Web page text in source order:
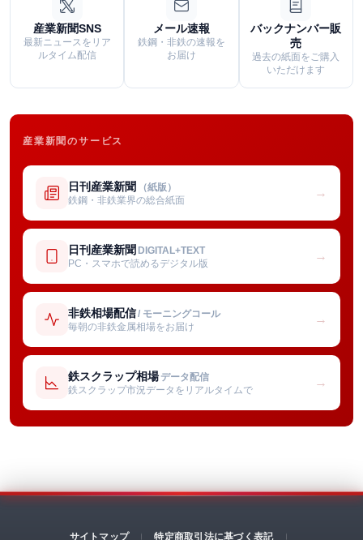
産業新聞SNS
最新ニュースをリア
ルタイム配信
メール速報
鉄鋼・非鉄の速報を
お届け
バックナンバー販
売
過去の紙面をご購入
いただけます
産業新聞のサービス
日刊産業新聞 （紙版）
鉄鋼・非鉄業界の総合紙面
→
日刊産業新聞 DIGITAL+TEXT
PC・スマホで読めるデジタル版
→
非鉄相場配信/ モーニングコール
毎朝の非鉄金属相場をお届け
→
鉄スクラップ相場 データ配信
鉄スクラップ市況データをリアルタイムで
→
サイトマップ 特定商取引法に基づく表記